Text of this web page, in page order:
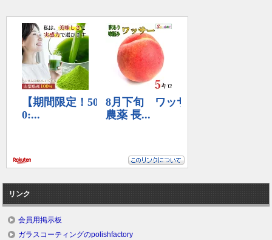
リンク
会員用掲示板
ガラスコーティングのpolishfactory